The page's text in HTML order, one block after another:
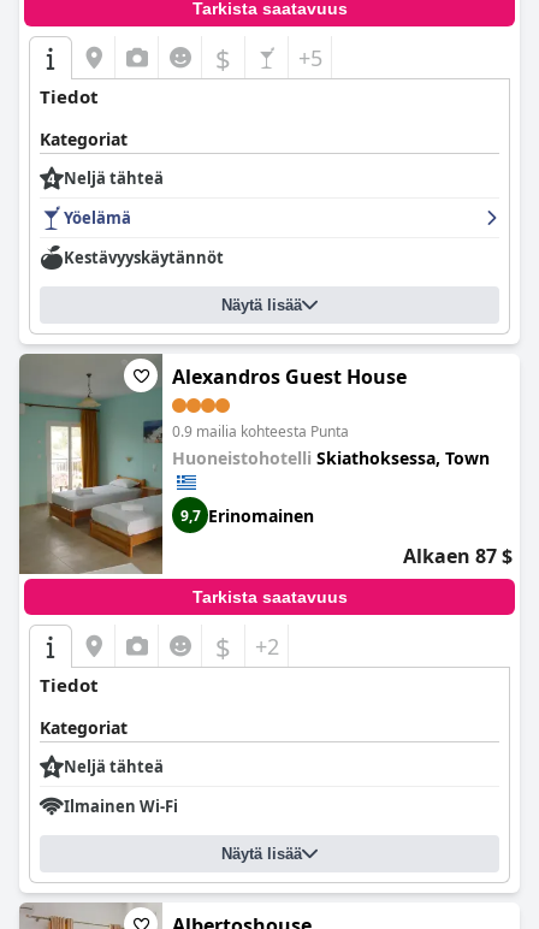
Tarkista saatavuus
$ +5
Tiedot
Kategoriat
Neljä tähteä
Yöelämä
Kestävyyskäytännöt
Näytä lisää
Alexandros Guest House
0.9 mailia kohteesta Punta
Huoneistohotelli Skiathoksessa, Town
9,7 Erinomainen
Alkaen 87 $
Tarkista saatavuus
$ +2
Tiedot
Kategoriat
Neljä tähteä
Ilmainen Wi-Fi
Näytä lisää